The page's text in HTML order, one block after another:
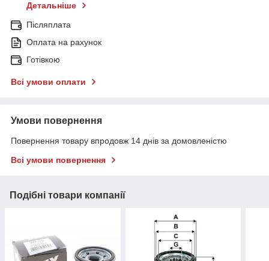
Детальніше
Післяплата
Оплата на рахунок
Готівкою
Всі умови оплати
Умови повернення
Повернення товару впродовж 14 днів за домовленістю
Всі умови повернення
Подібні товари компанії